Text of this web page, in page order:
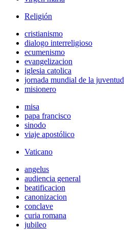
Religión
cristianismo
dialogo interreligioso
ecumenismo
evangelizacion
iglesia catolica
jornada mundial de la juventud
misionero
misa
papa francisco
sinodo
viaje apostólico
Vaticano
angelus
audiencia general
beatificacion
canonizacion
conclave
curia romana
jubileo